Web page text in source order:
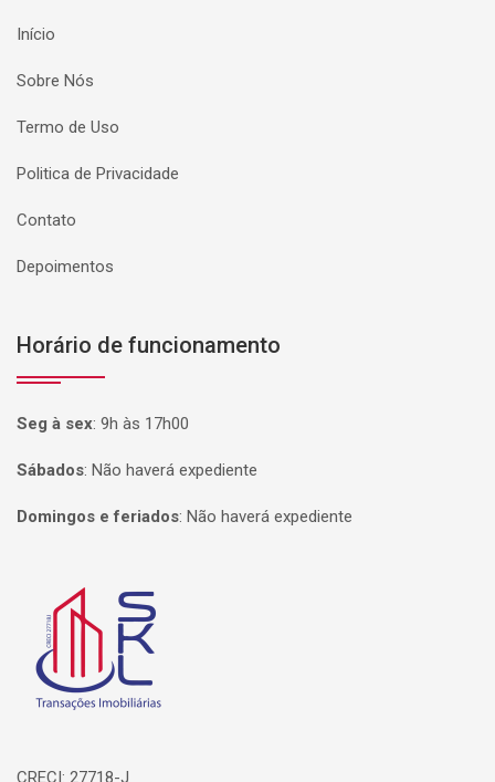
Início
Sobre Nós
Termo de Uso
Politica de Privacidade
Contato
Depoimentos
Horário de funcionamento
Seg à sex: 9h às 17h00
Sábados: Não haverá expediente
Domingos e feriados: Não haverá expediente
Página inicial
CRECI: 27718-J